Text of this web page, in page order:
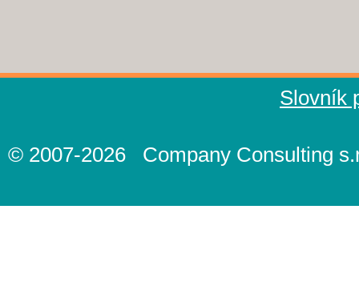
Slovník
© 2007-2026 Company Consulting